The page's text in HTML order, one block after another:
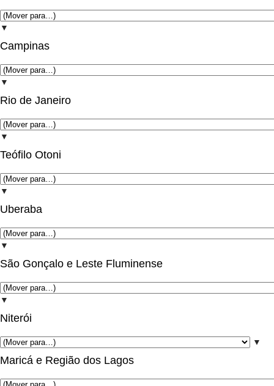
▼
Campinas
▼
Rio de Janeiro
▼
Teófilo Otoni
▼
Uberaba
▼
São Gonçalo e Leste Fluminense
▼
Niterói
▼
Maricá e Região dos Lagos